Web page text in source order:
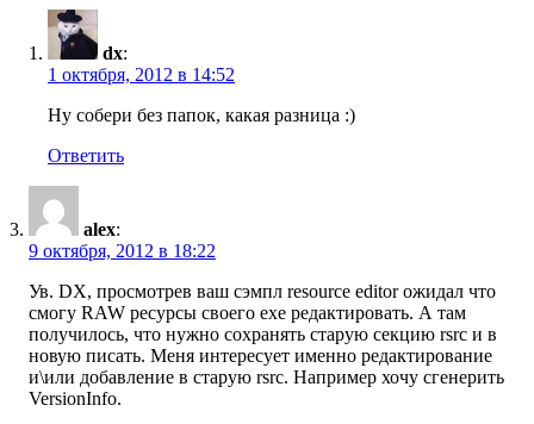
dx:
1 октября, 2012 в 14:52
Ну собери без папок, какая разница :)
Ответить
alex:
9 октября, 2012 в 18:22
Ув. DX, просмотрев ваш сэмпл resource editor ожидал что
смогу RAW ресурсы своего ехе редактировать. А там
получилось, что нужно сохранять старую секцию rsrc и в
новую писать. Меня интересует именно редактирование
и\или добавление в старую rsrc. Например хочу сгенерить
VersionInfo.